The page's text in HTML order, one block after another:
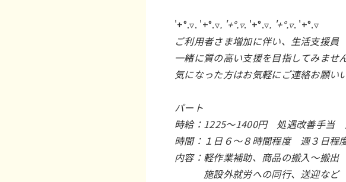
'+°.▿. '+°.▿. '+°.▿. '+°.▿. '+°.▿. '+°.▿
ご利用者さま増加に伴い、生活支援員
一緒に質の高い支援を目指してみませ
気になった方はお気軽にご連絡お願い
パート
時給：1225～1400円 処遇改善手当
時間：１日６～８時間程度 週３日程
内容：軽作業補助、商品の搬入～搬出
施設外就労への同行、送迎など